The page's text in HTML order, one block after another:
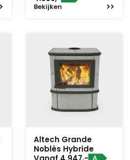
Bekijken
Altech Grande
Noblès Hybride
A